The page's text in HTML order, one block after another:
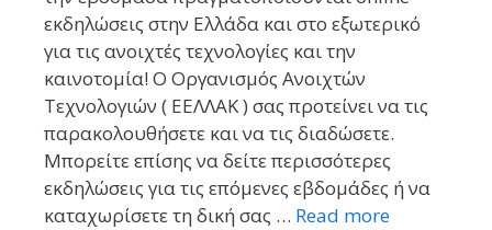
εκδηλώσεις στην Ελλάδα και στο εξωτερικό
για τις ανοιχτές τεχνολογίες και την
καινοτομία! Ο Οργανισμός Ανοιχτών
Τεχνολογιών ( ΕΕΛΛΑΚ ) σας προτείνει να τις
παρακολουθήσετε και να τις διαδώσετε.
Μπορείτε επίσης να δείτε περισσότερες
εκδηλώσεις για τις επόμενες εβδομάδες ή να
καταχωρίσετε τη δική σας … Read more